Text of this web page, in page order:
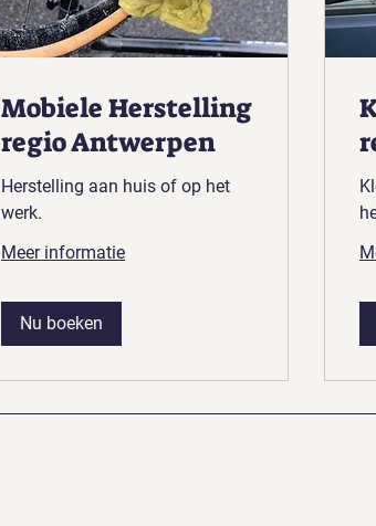
Mobiele Herstelling
regio Antwerpen
Herstelling aan huis of op het
werk.
Meer informatie
Nu boeken